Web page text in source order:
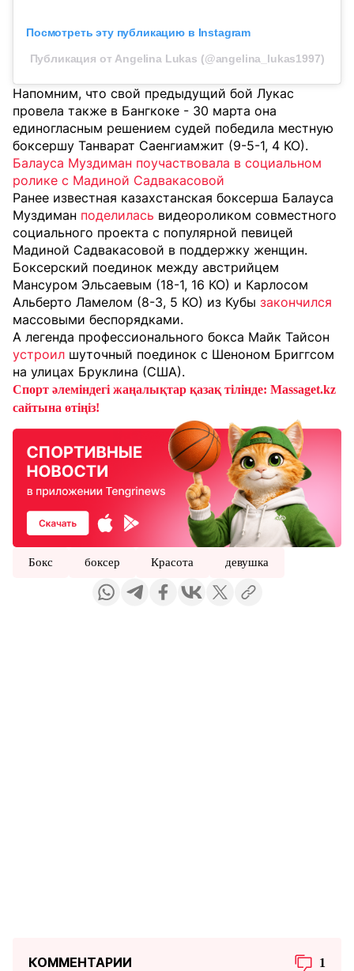
Посмотреть эту публикацию в Instagram
Публикация от Angelina Lukas (@angelina_lukas1997)
Напомним, что свой предыдущий бой Лукас
провела также в Бангкоке - 30 марта она
единогласным решением судей победила местную
боксершу Танварат Саенгиамжит (9-5-1, 4 КО).
Балауса Муздиман поучаствовала в социальном
ролике с Мадиной Садвакасовой
Ранее известная казахстанская боксерша Балауса
Муздиман поделилась видеороликом совместного
социального проекта с популярной певицей
Мадиной Садвакасовой в поддержку женщин.
Боксерский поединок между австрийцем
Мансуром Эльсаевым (18-1, 16 КО) и Карлосом
Альберто Ламелом (8-3, 5 КО) из Кубы закончился
массовыми беспорядками.
А легенда профессионального бокса Майк Тайсон
устроил шуточный поединок с Шеноном Бриггсом
на улицах Бруклина (США).
Спорт әлеміндегі жаңалықтар қазақ тілінде: Massaget.kz
сайтына өтіңіз!
Бокс боксер Красота девушка
КОММЕНТАРИИ 1